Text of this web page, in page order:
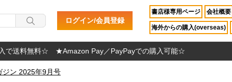
ログイン/会員登録
書店様専用ページ 会社概要
海外からの購入(overseas)
で送料無料☆ ★Amazon Pay／PayPayでの購入可能☆
ジン 2025年9月号